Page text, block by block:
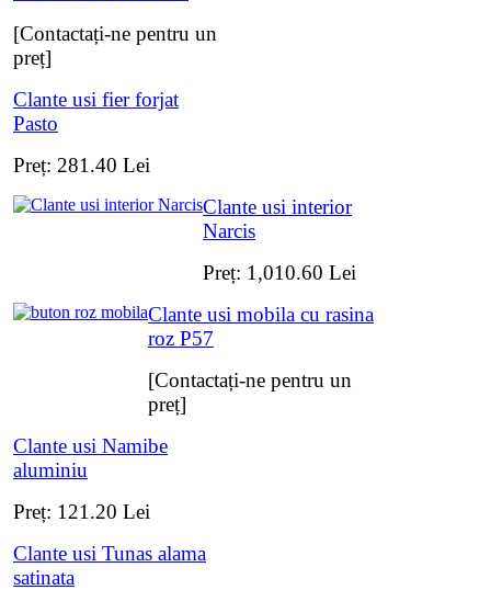
[Contactați-ne pentru un
preț]
Clante usi fier forjat
Pasto
Preț: 281.40 Lei
Clante usi interior
Narcis
Preț: 1,010.60 Lei
Clante usi mobila cu rasina
roz P57
[Contactați-ne pentru un
preț]
Clante usi Namibe
aluminiu
Preț: 121.20 Lei
Clante usi Tunas alama
satinata